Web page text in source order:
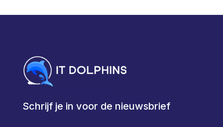
Schrijf je in voor de nieuwsbrief